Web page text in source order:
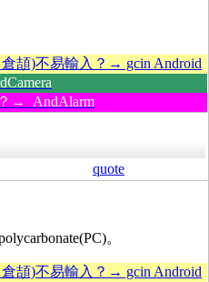
頡)不易輸入？→ gcin Android
→ AndAlarm
quote
。
頡)不易輸入？→ gcin Android